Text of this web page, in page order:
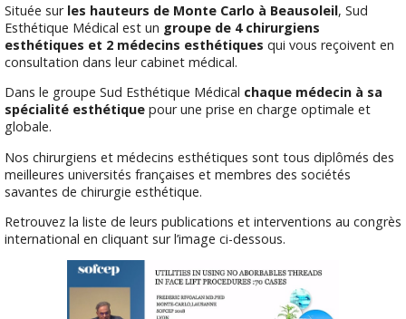
Située sur les hauteurs de Monte Carlo à Beausoleil, Sud
Esthétique Médical est un groupe de 4 chirurgiens
esthétiques et 2 médecins esthétiques qui vous reçoivent en
consultation dans leur cabinet médical.
Dans le groupe Sud Esthétique Médical chaque médecin à sa
spécialité esthétique pour une prise en charge optimale et
globale.
Nos chirurgiens et médecins esthétiques sont tous diplômés des
meilleures universités françaises et membres des sociétés
savantes de chirurgie esthétique.
Retrouvez la liste de leurs publications et interventions au congrès
international en cliquant sur l’image ci-dessous.